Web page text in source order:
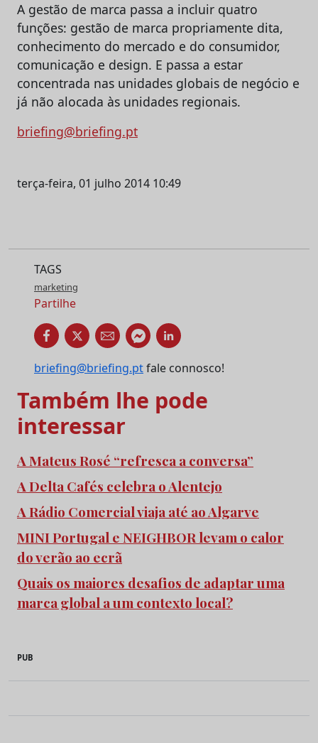
A gestão de marca passa a incluir quatro
funções: gestão de marca propriamente dita,
conhecimento do mercado e do consumidor,
comunicação e design. E passa a estar
concentrada nas unidades globais de negócio e
já não alocada às unidades regionais.
briefing@briefing.pt
terça-feira, 01 julho 2014 10:49
TAGS
marketing
Partilhe
briefing@briefing.ptfale connosco!
Também lhe pode
interessar
A Mateus Rosé “refresca a conversa”
A Delta Cafés celebra o Alentejo
A Rádio Comercial viaja até ao Algarve
MINI Portugal e NEIGHBOR levam o calor
do verão ao ecrã
Quais os maiores desafios de adaptar uma
marca global a um contexto local?
PUB